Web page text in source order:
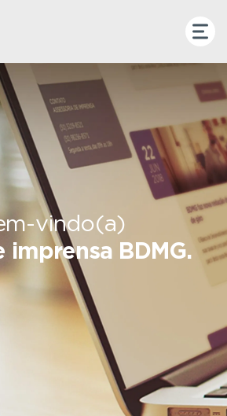
vindo(a)
imprensa BDMG.